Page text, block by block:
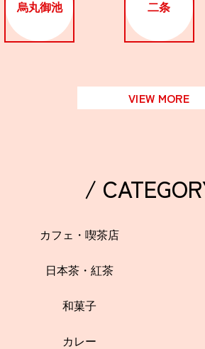
烏丸御池 二条
VIEW MORE
/
カフェ・喫茶店
日本茶・紅茶
和菓子
カレー